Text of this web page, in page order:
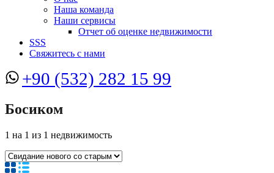
Наша команда
Наши сервисы
Отчет об оценке недвижимости
SSS
Свяжитесь с нами
+90 (532) 282 15 99
Босиком
1 на 1 из 1 недвижимость